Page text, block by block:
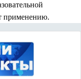
применению.